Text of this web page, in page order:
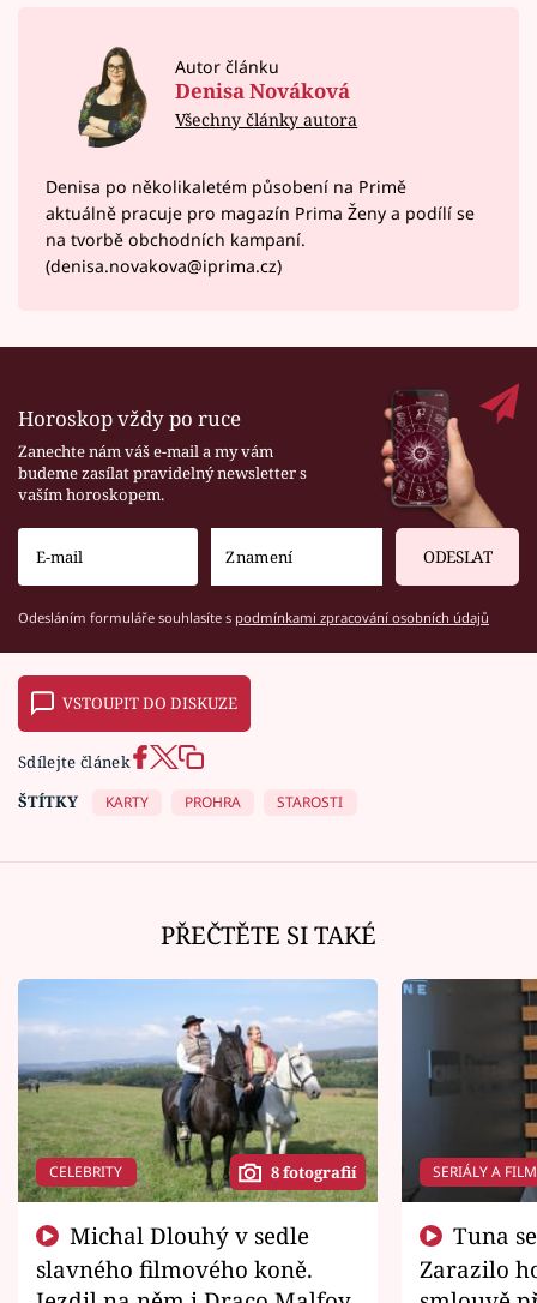
Autor článku
Denisa Nováková
Všechny články autora
Denisa po několikaletém působení na Primě
aktuálně pracuje pro magazín Prima Ženy a podílí se
na tvorbě obchodních kampaní.
(denisa.novakova@iprima.cz)
Horoskop vždy po ruce
Zanechte nám váš e-mail a my vám
budeme zasílat pravidelný newsletter s
vaším horoskopem.
ODESLAT
Odesláním formuláře souhlasíte s podmínkami zpracování osobních údajů
VSTOUPIT DO DISKUZE
Sdílejte článek
ŠTÍTKY
KARTY PROHRA STAROSTI
PŘEČTĚTE SI TAKÉ
CELEBRITY 8 fotografií
slavného filmového koně.
SERIÁLY A
Zarazilo